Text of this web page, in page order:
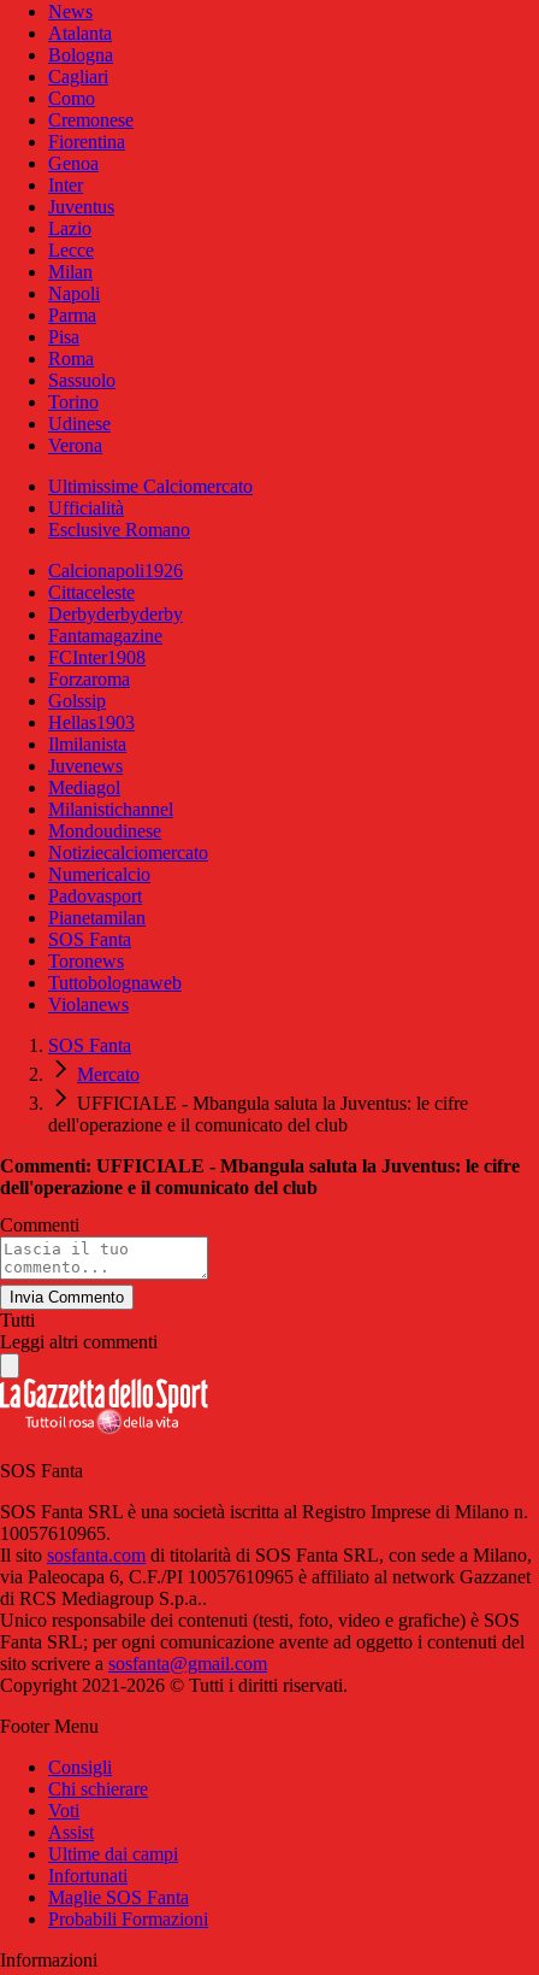
News
Atalanta
Bologna
Cagliari
Como
Cremonese
Fiorentina
Genoa
Inter
Juventus
Lazio
Lecce
Milan
Napoli
Parma
Pisa
Roma
Sassuolo
Torino
Udinese
Verona
Ultimissime Calciomercato
Ufficialità
Esclusive Romano
Calcionapoli1926
Cittaceleste
Derbyderbyderby
Fantamagazine
FCInter1908
Forzaroma
Golssip
Hellas1903
Ilmilanista
Juvenews
Mediagol
Milanistichannel
Mondoudinese
Notiziecalciomercato
Numericalcio
Padovasport
Pianetamilan
SOS Fanta
Toronews
Tuttobolognaweb
Violanews
SOS Fanta
Mercato
UFFICIALE - Mbangula saluta la Juventus: le cifre
dell'operazione e il comunicato del club
Commenti: UFFICIALE - Mbangula saluta la Juventus: le cifre
dell'operazione e il comunicato del club
Commenti
Invia Commento
Tutti
Leggi altri commenti
SOS Fanta
SOS Fanta SRL è una società iscritta al Registro Imprese di Milano n.
10057610965.
Il sito sosfanta.com di titolarità di SOS Fanta SRL, con sede a Milano,
via Paleocapa 6, C.F./PI 10057610965 è affiliato al network Gazzanet
di RCS Mediagroup S.p.a..
Unico responsabile dei contenuti (testi, foto, video e grafiche) è SOS
Fanta SRL; per ogni comunicazione avente ad oggetto i contenuti del
sito scrivere a sosfanta@gmail.com
Copyright 2021-2026 © Tutti i diritti riservati.
Footer Menu
Consigli
Chi schierare
Voti
Assist
Ultime dai campi
Infortunati
Maglie SOS Fanta
Probabili Formazioni
Informazioni